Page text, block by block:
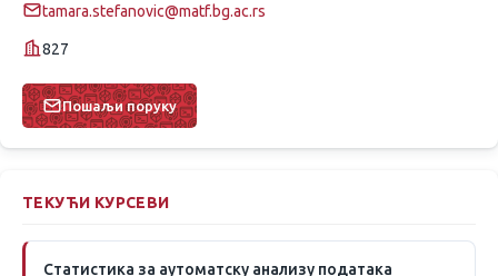
tamara.stefanovic@matf.bg.ac.rs
827
Пошаљи поруку
ТЕКУЋИ КУРСЕВИ
Статистика за аутоматску анализу података